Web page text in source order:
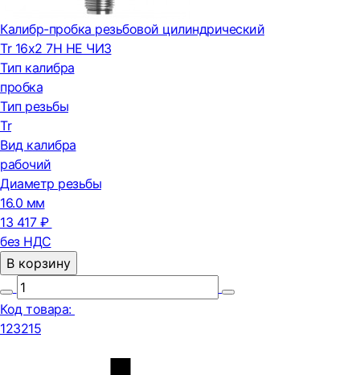
Калибр-пробка резьбовой цилиндрический
Tr 16х2 7H НЕ ЧИЗ
Тип калибра
пробка
Тип резьбы
Tr
Вид калибра
рабочий
Диаметр резьбы
16.0 мм
13 417 ₽
без НДС
В корзину
Код товара:
123215